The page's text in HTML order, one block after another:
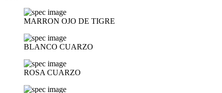
MARRON OJO DE TIGRE
BLANCO CUARZO
ROSA CUARZO